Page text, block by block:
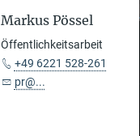
Markus Pössel
Öffentlichkeitsarbeit
+49 6221 528-261
pr@...